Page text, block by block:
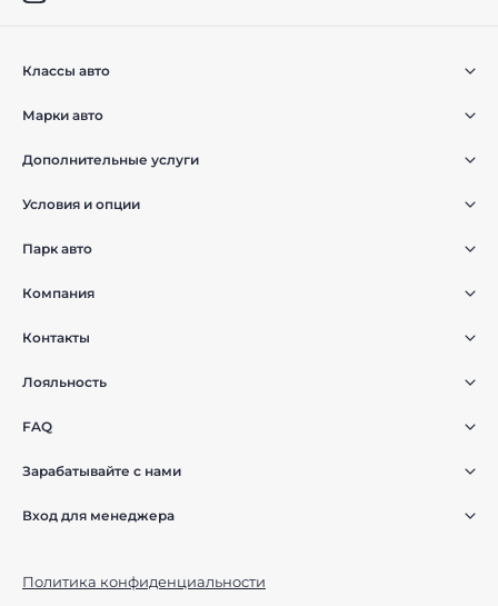
Классы авто
Марки авто
Дополнительные услуги
Условия и опции
Парк авто
Компания
Контакты
Лояльность
FAQ
Зарабатывайте с нами
Вход для менеджера
Политика конфиденциальности